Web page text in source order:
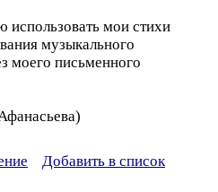
использовать мои стихи
музыкального
моего письменного
Добавить в список